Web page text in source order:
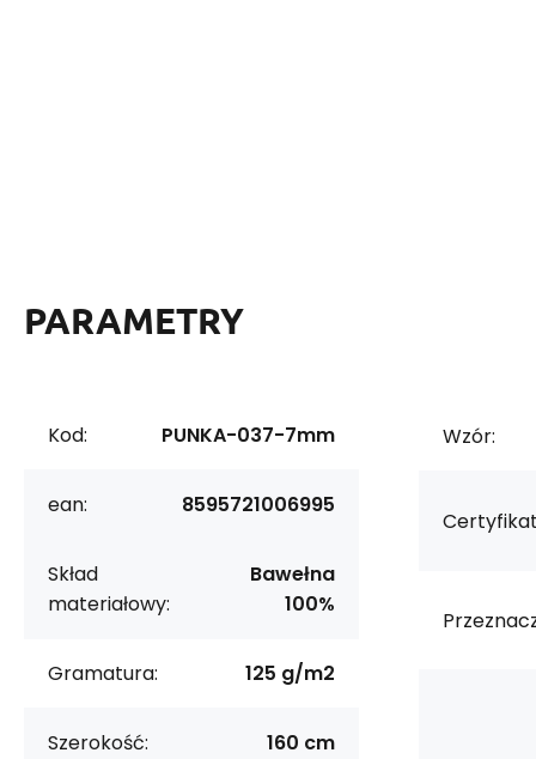
PARAMETRY
Kod: PUNKA-037-7mm
ean: 8595721006995
Skład
materiałowy:
Bawełna
100%
Gramatura: 125 g/m2
Szerokość: 160 cm
Wzór: